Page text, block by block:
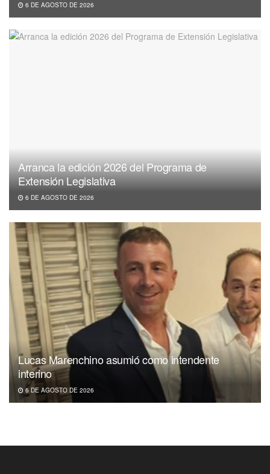
6 DE AGOSTO DE 2026
Arranca la edición 2026 del Programa de
Extensión Legislativa
6 DE AGOSTO DE 2026
Lucas Marenchino asumió como intendente
interino
6 DE AGOSTO DE 2026